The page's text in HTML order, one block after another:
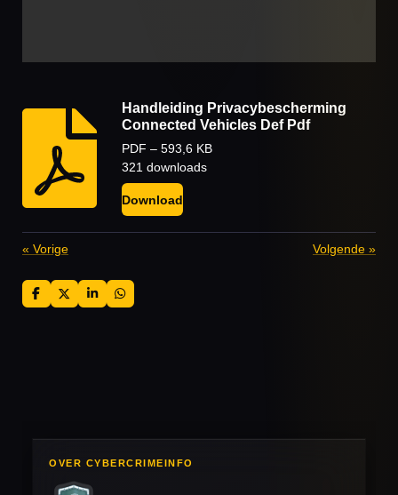
Handleiding Privacybescherming
Connected Vehicles Def Pdf
PDF – 593,6 KB
321 downloads
Download
« Vorige Volgende »
D
e
D
e
S
h
D
e
OVER CYBERCRIMEINFO